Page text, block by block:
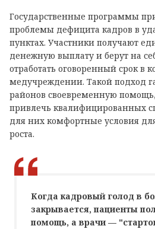
Государственные программы
проблемы дефицита кадров в
пунктах. Участники получают
денежную выплату и берут на
отработать оговоренный срок в
медучреждении. Такой подход
районов своевременную
привлечь квалифицированных
для них комфортные условия
роста.
Когда кадровый голод в
закрывается, пациенты
помощь, а врачи —